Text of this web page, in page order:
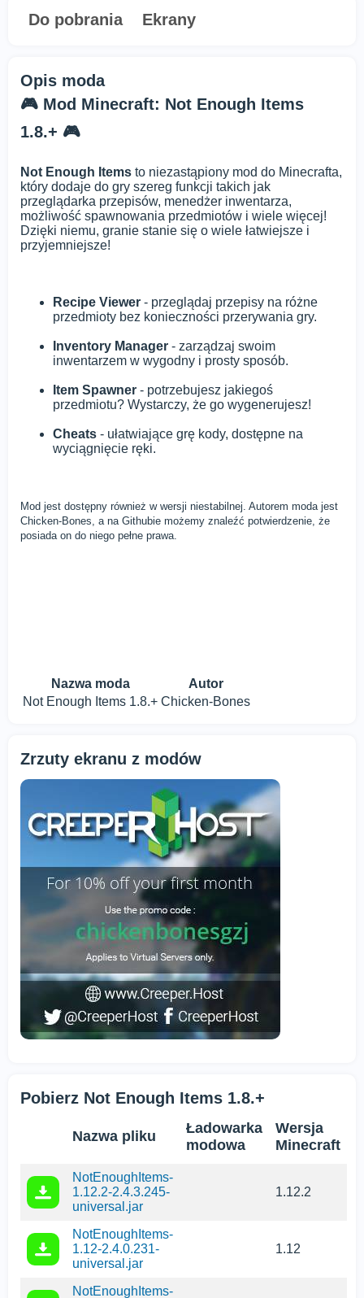
Do pobrania Ekrany
Opis moda
🎮 Mod Minecraft: Not Enough Items
1.8.+ 🎮
Not Enough Items to niezastąpiony mod do Minecrafta,
który dodaje do gry szereg funkcji takich jak
przeglądarka przepisów, menedżer inwentarza,
możliwość spawnowania przedmiotów i wiele więcej!
Dzięki niemu, granie stanie się o wiele łatwiejsze i
przyjemniejsze!
Recipe Viewer - przeglądaj przepisy na różne
przedmioty bez konieczności przerywania gry.
Inventory Manager - zarządzaj swoim
inwentarzem w wygodny i prosty sposób.
Item Spawner - potrzebujesz jakiegoś
przedmiotu? Wystarczy, że go wygenerujesz!
Cheats - ułatwiające grę kody, dostępne na
wyciągnięcie ręki.
Mod jest dostępny również w wersji niestabilnej. Autorem moda jest
Chicken-Bones, a na Githubie możemy znaleźć potwierdzenie, że
posiada on do niego pełne prawa.
Nazwa moda
Autor
Not Enough Items 1.8.+ Chicken-Bones
Zrzuty ekranu z modów
Pobierz Not Enough Items 1.8.+
Nazwa pliku
Ładowarka
modowa
Wersja
Minecraft
NotEnoughItems-
1.12.2-2.4.3.245-
universal.jar
1.12.2
NotEnoughItems-
1.12-2.4.0.231-
universal.jar
1.12
NotEnoughItems-